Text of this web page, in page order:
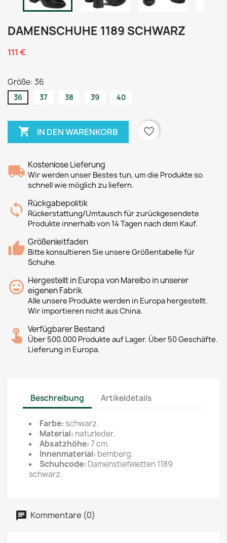
DAMENSCHUHE 1189 SCHWARZ
111 €
Größe: 36
36 37 38 39 40
 IN DEN WARENKORB favorite_border
Kostenlose Lieferung
Wir werden unser Bestes tun, um die Produkte so
schnell wie möglich zu liefern.
Rückgabepolitik
Rückerstattung/Umtausch für zurückgesendete
Produkte innerhalb von 14 Tagen nach dem Kauf.
Größenleitfaden
Bitte konsultieren Sie unsere Größentabelle für
Schuhe.
Hergestellt in Europa von Marelbo in unserer
eigenen Fabrik
Alle unsere Produkte werden in Europa hergestellt.
Wir importieren nicht aus China.
Verfügbarer Bestand
Über 500.000 Produkte auf Lager. Über 50 Geschäfte.
Lieferung in Europa.
Beschreibung Artikeldetails
Farbe: schwarz.
Material: naturleder.
Absatzhöhe:7 cm.
Innenmaterial: bemberg.
Schuhcode: Damenstiefeletten 1189
schwarz.
Kommentare (0)